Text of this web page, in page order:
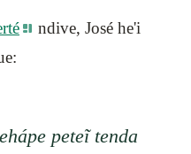
ndive, José he'i
peteĩ tenda